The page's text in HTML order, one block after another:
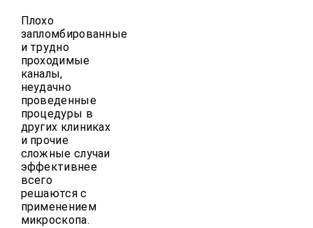
Плохо
запломбированные
и трудно
проходимые
каналы,
неудачно
проведенные
процедуры в
других клиниках
и прочие
сложные случаи
эффективнее
всего
решаются с
применением
микроскопа.